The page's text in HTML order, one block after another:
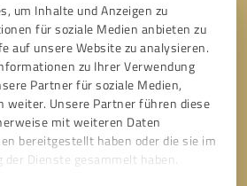
um Inhalte und Anzeigen zu
für soziale Medien anbieten zu
auf unsere Website zu analysieren.
zu Ihrer Verwendung
Partner für soziale Medien,
weiter. Unsere Partner führen diese
mit weiteren Daten
bereitgestellt haben oder die sie im
Dienste gesammelt haben.